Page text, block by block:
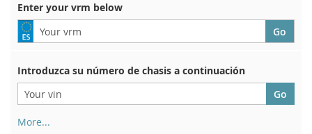
Enter your vrm below
Introduzca su número de chasis a continuación
More...